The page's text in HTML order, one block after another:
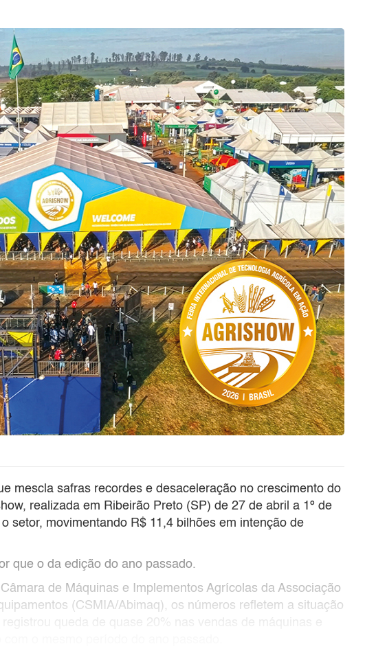
mescla safras recordes e desaceleração no crescimento do
realizada em Ribeirão Preto (SP) de 27 de abril a 1º de
setor, movimentando R$ 11,4 bilhões em intenção de
que o da edição do ano passado.
de Máquinas e Implementos Agrícolas da Associação
(CSMIA/Abimaq), os números refletem a situação